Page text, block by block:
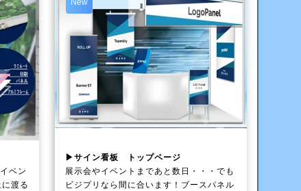
ベン
渡る
New
▶サイン看板 トップページ
展示会やイベントまであと数日・・・でも
ビジプリなら間に合います！ブースパネル